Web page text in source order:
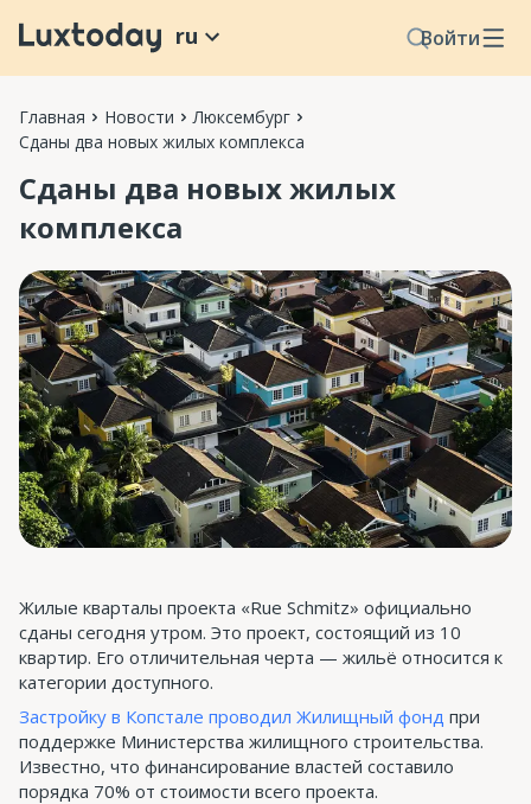
Войти
ru
Главная Новости
Люксембург
Сданы два новых жилых комплекса
Сданы два новых жилых
комплекса
Жилые кварталы проекта «Rue Schmitz» официально
сданы сегодня утром. Это проект, состоящий из 10
квартир. Его отличительная черта — жильё относится к
категории доступного.
Застройку в Копстале проводил Жилищный фонд при
поддержке Министерства жилищного строительства.
Известно, что финансирование властей составило
порядка 70% от стоимости всего проекта.